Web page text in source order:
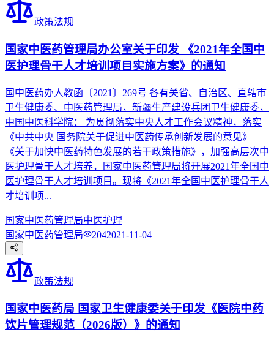
政策法规
国家中医药管理局办公室关于印发 《2021年全国中
医护理骨干人才培训项目实施方案》的通知
国中医药办人教函〔2021〕269号 各有关省、自治区、直辖市
卫生健康委、中医药管理局，新疆生产建设兵团卫生健康委，
中国中医科学院： 为贯彻落实中央人才工作会议精神，落实
《中共中央 国务院关于促进中医药传承创新发展的意见》
《关于加快中医药特色发展的若干政策措施》，加强高层次中
医护理骨干人才培养，国家中医药管理局将开展2021年全国中
医护理骨干人才培训项目。现将《2021年全国中医护理骨干人
才培训项...
国家中医药管理局中医护理
国家中医药管理局
2042021-11-04
政策法规
国家中医药局 国家卫生健康委关于印发《医院中药
饮片管理规范（2026版）》的通知